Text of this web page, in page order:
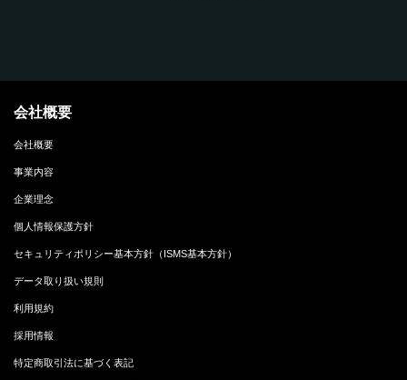
会社概要
会社概要
事業内容
企業理念
個人情報保護方針
セキュリティポリシー基本方針（ISMS基本方針）
データ取り扱い規則
利用規約
採用情報
特定商取引法に基づく表記